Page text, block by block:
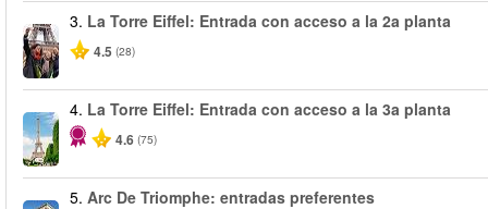
3. La Torre Eiffel: Entrada con acceso a la 2a planta
4.5 (28)
4. La Torre Eiffel: Entrada con acceso a la 3a planta
4.6 (75)
5. Arc De Triomphe: entradas preferentes